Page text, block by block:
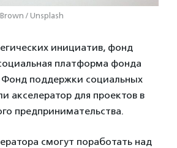
/ Unsplash
инициатив, фонд
платформа фонда
Фонд поддержки социальных
акселератор для проектов в
предпринимательства.
смогут поработать над